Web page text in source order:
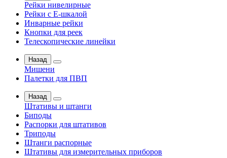
Рейки нивелирные
Рейки с Е-шкалой
Инварные рейки
Кнопки для реек
Телескопические линейки
Назад
Мишени
Палетки для ПВП
Назад
Штативы и штанги
Биподы
Распорки для штативов
Триподы
Штанги распорные
Штативы для измерительных приборов